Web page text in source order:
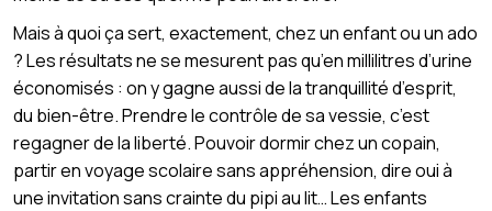
Mais à quoi ça sert, exactement, chez un enfant ou un ado
? Les résultats ne se mesurent pas qu’en millilitres d’urine
économisés : on y gagne aussi de la tranquillité d’esprit,
du bien-être. Prendre le contrôle de sa vessie, c’est
regagner de la liberté. Pouvoir dormir chez un copain,
partir en voyage scolaire sans appréhension, dire oui à
une invitation sans crainte du pipi au lit… Les enfants